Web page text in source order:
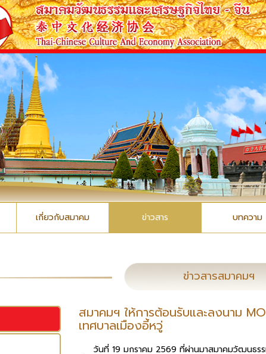
เกี่ยวกับสมาคม ข่าวสาร บทความ
ข่าวสารสมาคมฯ
สมาคมฯ ให้การต้อนรับและลงนาม
เทศบาลเมืองอี้หวู่
วันที่ 19 มกราคม 2569 ที่ผ่านมาสมาคมวัฒนธรร